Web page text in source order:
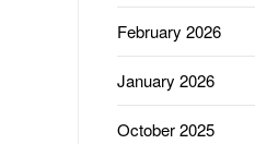
February 2026
January 2026
October 2025